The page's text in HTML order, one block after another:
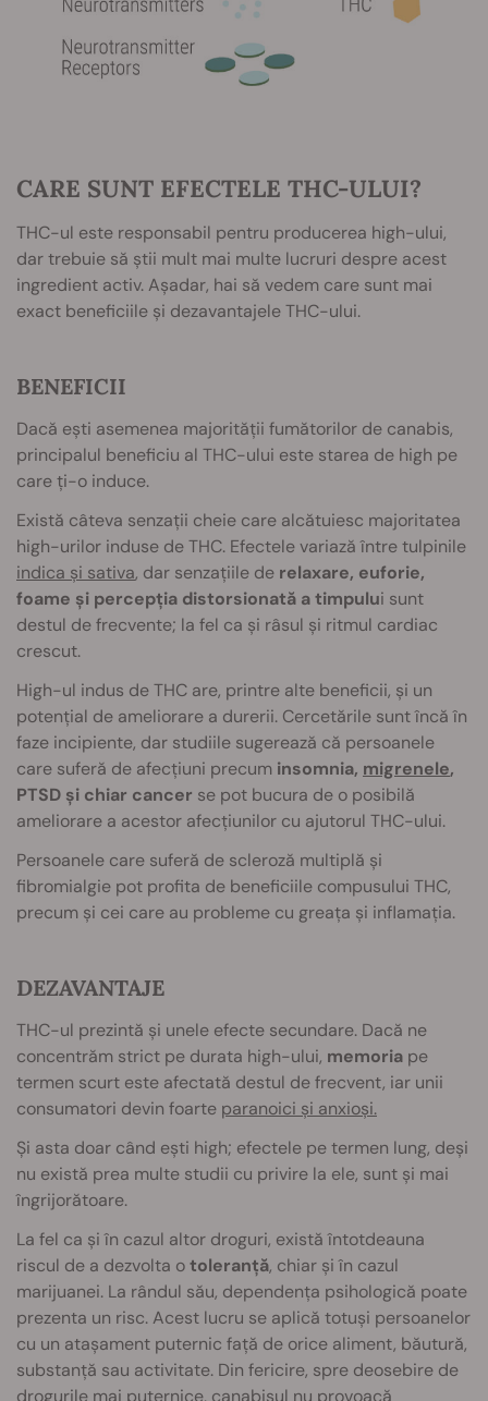
CARE SUNT EFECTELE THC-ULUI?
THC-ul este responsabil pentru producerea high-ului,
dar trebuie să știi mult mai multe lucruri despre acest
ingredient activ. Așadar, hai să vedem care sunt mai
exact beneficiile și dezavantajele THC-ului.
BENEFICII
Dacă ești asemenea majorității fumătorilor de canabis,
principalul beneficiu al THC-ului este starea de high pe
care ți-o induce.
Există câteva senzații cheie care alcătuiesc majoritatea
high-urilor induse de THC. Efectele variază între tulpinile
indica și sativa, dar senzațiile de relaxare, euforie,
foame și percepția distorsionată a timpului sunt
destul de frecvente; la fel ca și râsul și ritmul cardiac
crescut.
High-ul indus de THC are, printre alte beneficii, și un
potențial de ameliorare a durerii. Cercetările sunt încă în
faze incipiente, dar studiile sugerează că persoanele
care suferă de afecțiuni precum insomnia, migrenele,
PTSD și chiar cancer se pot bucura de o posibilă
ameliorare a acestor afecțiunilor cu ajutorul THC-ului.
Persoanele care suferă de scleroză multiplă și
fibromialgie pot profita de beneficiile compusului THC,
precum și cei care au probleme cu greața și inflamația.
DEZAVANTAJE
THC-ul prezintă și unele efecte secundare. Dacă ne
concentrăm strict pe durata high-ului, memoria pe
termen scurt este afectată destul de frecvent, iar unii
consumatori devin foarte paranoici și anxioși.
Și asta doar când ești high; efectele pe termen lung, deși
nu există prea multe studii cu privire la ele, sunt și mai
îngrijorătoare.
La fel ca și în cazul altor droguri, există întotdeauna
riscul de a dezvolta otoleranță, chiar și în cazul
marijuanei. La rândul său, dependența psihologică poate
prezenta un risc. Acest lucru se aplică totuși persoanelor
cu un atașament puternic față de orice aliment, băutură,
substanță sau activitate. Din fericire, spre deosebire de
drogurile mai puternice, canabisul nu provoacă